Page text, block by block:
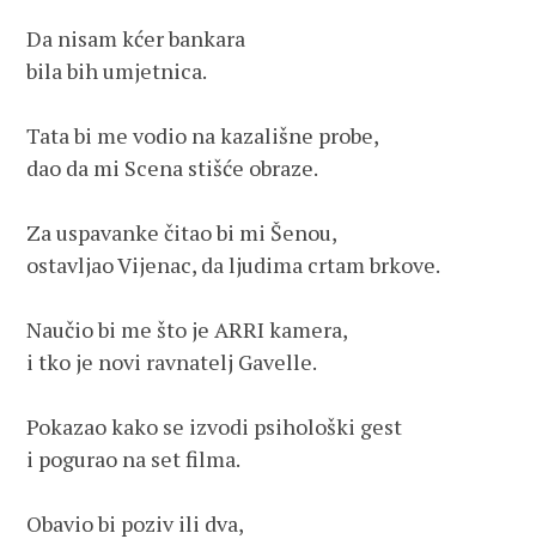
Da nisam kćer bankara
bila bih umjetnica.
Tata bi me vodio na kazališne probe,
dao da mi Scena stišće obraze.
Za uspavanke čitao bi mi Šenou,
ostavljao Vijenac, da ljudima crtam brkove.
Naučio bi me što je ARRI kamera,
i tko je novi ravnatelj Gavelle.
Pokazao kako se izvodi psihološki gest
i pogurao na set filma.
Obavio bi poziv ili dva,